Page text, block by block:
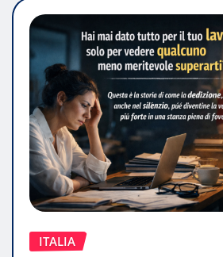
ITALIA